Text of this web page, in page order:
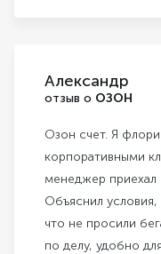
Александр
отзыв о ОЗОН
Озон счет. Я
корпоративными
менеджер
Объяснил
что не просили бегать
по делу, удобно